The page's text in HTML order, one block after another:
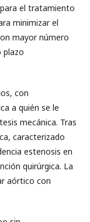
el tratamiento
minimizar el
mayor número
plazo
con
a quién se le
mecánica. Tras
caracterizado
estenosis en
quirúrgica. La
aórtico con